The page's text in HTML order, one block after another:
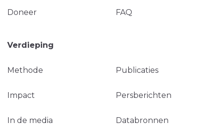
Doneer FAQ
Verdieping
Methode Publicaties
Impact Persberichten
In de media Databronnen